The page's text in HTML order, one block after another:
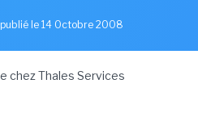
publié le 14 Octobre 2008